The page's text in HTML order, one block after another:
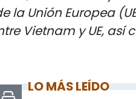
la Unión Europea
Vietnam y UE, así
LO MÁS LEÍDO